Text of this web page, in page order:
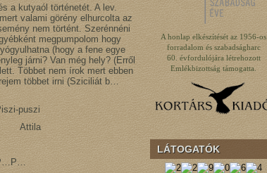
a kutyaól történetét. A lev.
valami görény elhurcolta az
nem történt. Szerénnéni
megpumpolom hogy
(hogy a fene egye
járni? Van még hely? (Erről
Többet nem írok mert ebben
többet irni (Sziciliát b…
A honlap elkészítését az 1956-os
forradalom és szabadságharc
60. évfordulójára létrehozott
Emlékbizottság támogatta.
LÁTOGATÓK